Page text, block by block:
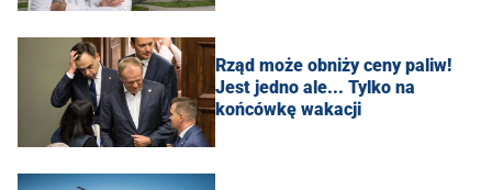
Rząd może obniży ceny paliw!
Jest jedno ale... Tylko na
końcówkę wakacji